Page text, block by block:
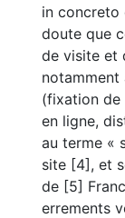
in concreto
doute que
de visite et
notamment
(fixation de
en ligne,
au terme «
site [4], et
de [5]
errements